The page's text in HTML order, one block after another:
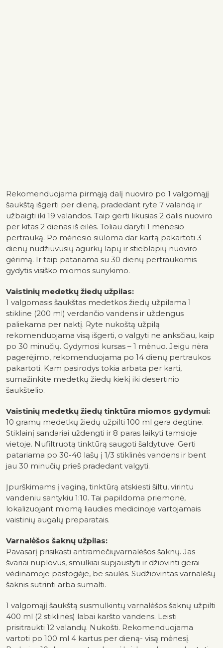
Rekomenduojama pirmąją dalį nuoviro po 1 valgomąjį
šaukštą išgerti per dieną, pradedant ryte 7 valandą ir
užbaigti iki 19 valandos. Taip gerti likusias 2 dalis nuoviro
per kitas 2 dienas iš eilės. Toliau daryti 1 mėnesio
pertrauką. Po mėnesio siūloma dar kartą pakartoti 3
dienų nudžiūvusių agurkų lapų ir stieblapių nuoviro
gėrimą. Ir taip patariama su 30 dienų pertraukomis
gydytis visiško miomos sunykimo.
Vaistinių medetkų žiedų užpilas:
1 valgomasis šaukštas medetkos žiedų užpilama 1
stikline (200 ml) verdančio vandens ir uždengus
paliekama per naktį. Ryte nukoštą užpilą
rekomenduojama visą išgerti, o valgyti ne anksčiau, kaip
po 30 minučių. Gydymosi kursas – 1 mėnuo. Jeigu nėra
pagerėjimo, rekomenduojama po 14 dienų pertraukos
pakartoti. Kam pasirodys tokia arbata per karti,
sumažinkite medetkų žiedų kiekį iki desertinio
šaukštelio.
Vaistinių medetkų žiedų tinktūra miomos gydymui:
10 gramų medetkų žiedų užpilti 100 ml gera degtine.
Stiklainį sandariai uždengti ir 8 paras laikyti tamsioje
vietoje. Nufiltruotą tinktūrą saugoti šaldytuve. Gerti
patariama po 30-40 lašų į 1/3 stiklinės vandens ir bent
jau 30 minučių prieš pradedant valgyti.
Įpurškimams į vaginą, tinktūrą atskiesti šiltu, virintu
vandeniu santykiu 1:10. Tai papildoma priemonė,
lokalizuojant miomą liaudies medicinoje vartojamais
vaistinių augalų preparatais.
Varnalėšos šaknų užpilas:
Pavasarį prisikasti antramečiųvarnalėšos šaknų. Jas
švariai nuplovus, smulkiai supjaustyti ir džiovinti gerai
vėdinamoje pastogėje, be saulės. Sudžiovintas varnalėšų
šaknis sutrinti arba sumalti.
1 valgomąjį šaukštą susmulkintų varnalėšos šaknų užpilti
400 ml (2 stiklinės) labai karšto vandens. Leisti
prisitraukti 12 valandų. Nukošti. Rekomenduojama
vartoti po 100 ml 4 kartus per dieną- visą mėnesį.